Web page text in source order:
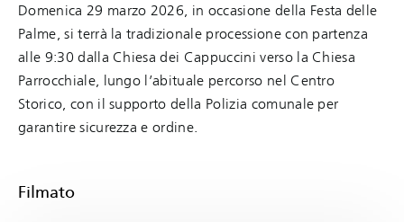
Domenica 29 marzo 2026, in occasione della Festa delle
Palme, si terrà la tradizionale processione con partenza
alle 9:30 dalla Chiesa dei Cappuccini verso la Chiesa
Parrocchiale, lungo l’abituale percorso nel Centro
Storico, con il supporto della Polizia comunale per
garantire sicurezza e ordine.
Filmato